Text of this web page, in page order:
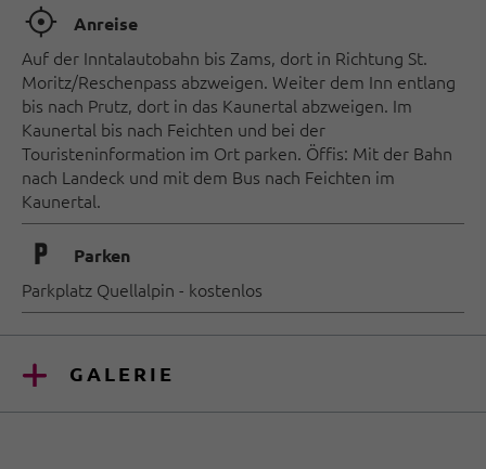
🞞 Anreise
Auf der Inntalautobahn bis Zams, dort in Richtung St.
Moritz/Reschenpass abzweigen. Weiter dem Inn entlang
bis nach Prutz, dort in das Kaunertal abzweigen. Im
Kaunertal bis nach Feichten und bei der
Touristeninformation im Ort parken. Öffis: Mit der Bahn
nach Landeck und mit dem Bus nach Feichten im
Kaunertal.
🐈 Parken
Parkplatz Quellalpin - kostenlos
GALERIE